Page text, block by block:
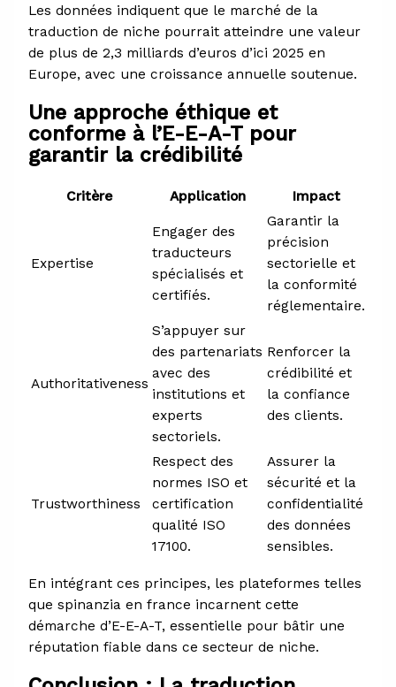
Les données indiquent que le marché de la
traduction de niche pourrait atteindre une valeur
de plus de 2,3 milliards d’euros d’ici 2025 en
Europe, avec une croissance annuelle soutenue.
Une approche éthique et
conforme à l’E-E-A-T pour
garantir la crédibilité
Critère Application Impact
Expertise
Engager des
traducteurs
spécialisés et
certifiés.
Garantir la
précision
sectorielle et
la conformité
réglementaire.
Authoritativeness
S’appuyer sur
des partenariats
avec des
institutions et
experts
sectoriels.
Renforcer la
crédibilité et
la confiance
des clients.
Trustworthiness
Respect des
normes ISO et
certification
qualité ISO
17100.
Assurer la
sécurité et la
confidentialité
des données
sensibles.
En intégrant ces principes, les plateformes telles
que spinanzia en france incarnent cette
démarche d’E-E-A-T, essentielle pour bâtir une
réputation fiable dans ce secteur de niche.